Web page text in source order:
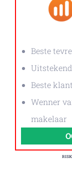
Beste
Beste
Wenner
makelaar